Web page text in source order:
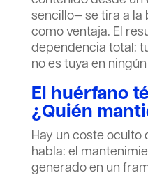
sencillo— se tira a la
como ventaja. El
dependencia total:
no es tuya en
El huérfano
¿Quién
Hay un coste oculto
habla: el
generado en un